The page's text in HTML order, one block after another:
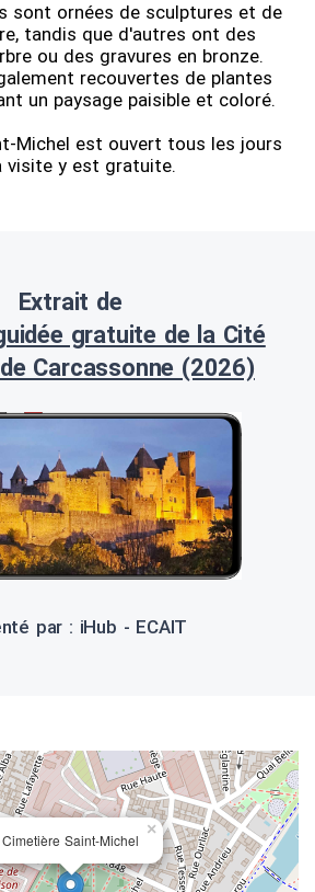
sont ornées de sculptures et de
tandis que d'autres ont des
ou des gravures en bronze.
recouvertes de plantes
un paysage paisible et coloré.
Michel est ouvert tous les jours
visite y est gratuite.
Extrait de
gratuite de la Cité
Carcassonne (2026)
par : iHub - ECAIT
Cimetière Saint-Michel
×